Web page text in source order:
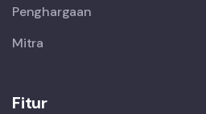
Penghargaan
Mitra
Fitur